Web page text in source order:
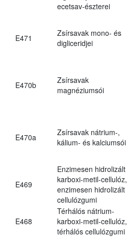
ecetsav-észterei
E471
Zsírsavak mono- és
digliceridjei
E470b
Zsírsavak
magnéziumsói
E470a
Zsírsavak nátrium-,
kálium- és kalciumsói
E469
Enzimesen hidrolizált
karboxi-metil-cellulóz,
enzimesen hidrolizált
cellulózgumi
E468
Térhálós nátrium-
karboxi-metil-cellulóz,
térhálós cellulózgumi